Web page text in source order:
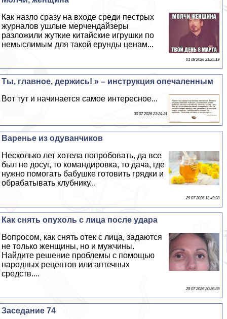
Как назло сразу на входе среди пестрых
журналов ушлые мерчендайзеры
разложили жуткие китайские игрушки по
немыслимым для такой ерунды ценам...
01 08 2026 21:25:19
Ты, главное, держись! » – инструкция опечаленным
Вот тут и начинается самое интересное...
30 07 2026 23:24:31
Варенье из одуванчиков
Несколько лет хотела попробовать, да все
был не досуг, то комaндировка, то дача, где
нужно помогать бабушке готовить грядки и
обpaбатывать клубнику...
29 07 2026 13:49:28
Как снять опухоль с лица после удара
Вопросом, как снять отек с лица, задаются
не только женщины, но и мужчины.
Найдите решение проблемы с помощью
народных рецептов или аптечных
средств....
28 07 2026 20:36:39
Заседание 74